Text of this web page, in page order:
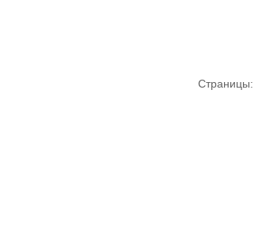
Страницы: